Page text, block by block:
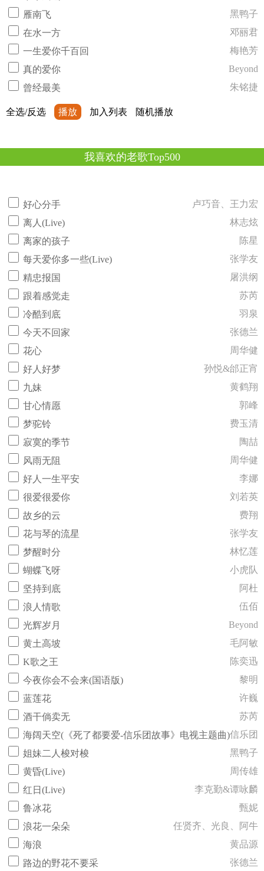
雁南飞
黑鸭子
在水一方
邓丽君
一生爱你千百回
梅艳芳
真的爱你
Beyond
曾经最美
朱铭捷
全选/反选 播放 加入列表 随机播放
我喜欢的老歌Top500
好心分手
卢巧音、王力宏
离人(Live)
林志炫
离家的孩子
陈星
每天爱你多一些(Live)
张学友
精忠报国
屠洪纲
跟着感觉走
苏芮
冷酷到底
羽泉
今天不回家
张德兰
花心
周华健
好人好梦
孙悦&邰正宵
九妹
黄鹤翔
甘心情愿
郭峰
梦驼铃
费玉清
寂寞的季节
陶喆
风雨无阻
周华健
好人一生平安
李娜
很爱很爱你
刘若英
故乡的云
费翔
花与琴的流星
张学友
梦醒时分
林忆莲
蝴蝶飞呀
小虎队
坚持到底
阿杜
浪人情歌
伍佰
光辉岁月
Beyond
黄土高坡
毛阿敏
K歌之王
陈奕迅
今夜你会不会来(国语版)
黎明
蓝莲花
许巍
酒干倘卖无
苏芮
海阔天空(《死了都要爱-信乐团故事》电视主题曲)信乐团
姐妹二人梭对梭
黑鸭子
黄昏(Live)
周传雄
红日(Live)
李克勤&谭咏麟
鲁冰花
甄妮
浪花一朵朵
任贤齐、光良、阿牛
海浪
黄品源
路边的野花不要采
张德兰